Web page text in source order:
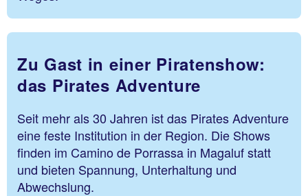
Zu Gast in einer Piratenshow:
das Pirates Adventure
Seit mehr als 30 Jahren ist das Pirates Adventure
eine feste Institution in der Region. Die Shows
finden im Camino de Porrassa in Magaluf statt
und bieten Spannung, Unterhaltung und
Abwechslung.